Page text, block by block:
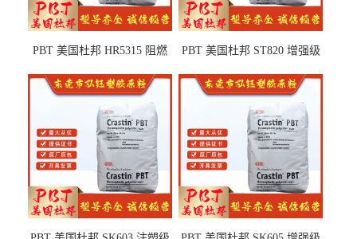
PBT 美国杜邦 HR5315 阻燃
部件
PBT 美国杜邦 ST820 增强级